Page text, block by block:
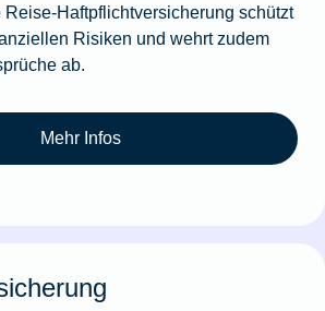
Haftpflichtversicherung schützt
Risiken und wehrt zudem
ab.
Mehr Infos